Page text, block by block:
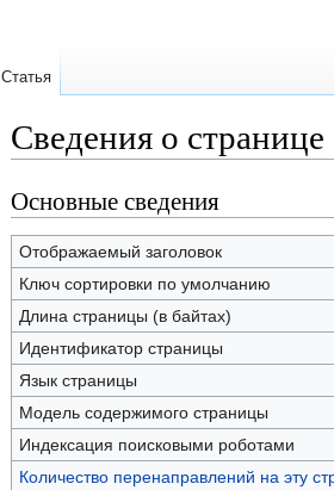
Сведения о
Перейти
к
навигации
Перейти
к
поиску
Основные сведения
Отображаемый заголовок
Ключ сортировки по умолчанию
Длина страницы (в байтах)
Идентификатор страницы
Язык страницы
Модель содержимого страницы
Индексация поисковыми роботами
Количество перенаправлений на эту
Статья